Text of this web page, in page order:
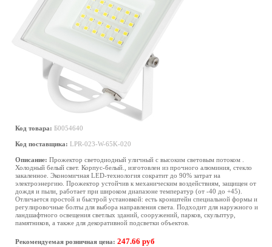
Код товара: Б0054640
Код поставщика: LPR-023-W-65K-020
Описание: Прожектор светодиодный уличный с высоким световым потоком .
Холодный белый свет. Корпус-белый., изготовлен из прочного алюминия, стекло
закаленное. Экономичная LED-технология сократит до 90% затрат на
электроэнергию. Прожектор устойчив к механическим воздействиям, защищен от
дождя и пыли, работает при широком диапазоне температур (от -40 до +45).
Отличается простой и быстрой установкой: есть кронштейн специальной формы и
регулировочные болты для выбора направления света. Подходит для наружного и
ландшафтного освещения светлых зданий, сооружений, парков, скульптур,
памятников, а также для декоративной подсветки объектов.
Рекомендуемая розничная цена: 247.66 руб